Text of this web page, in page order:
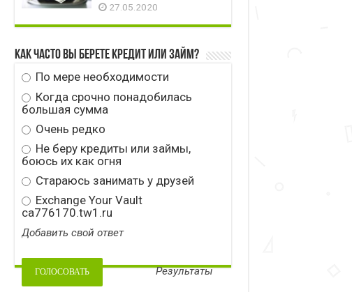
27.05.2020
Как часто вы берете кредит или займ?
По мере необходимости
Когда срочно понадобилась
большая сумма
Очень редко
Не беру кредиты или займы,
боюсь их как огня
Стараюсь занимать у друзей
Exchange Your Vault
ca776170.tw1.ru
Добавить свой ответ
Результаты